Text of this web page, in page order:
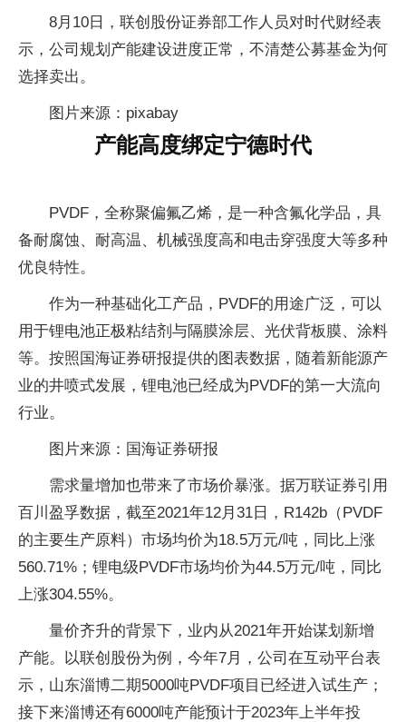
8月10日，联创股份证券部工作人员对时代财经表
示，公司规划产能建设进度正常，不清楚公募基金为何
选择卖出。
图片来源：pixabay
产能高度绑定宁德时代
PVDF，全称聚偏氟乙烯，是一种含氟化学品，具
备耐腐蚀、耐高温、机械强度高和电击穿强度大等多种
优良特性。
作为一种基础化工产品，PVDF的用途广泛，可以
用于锂电池正极粘结剂与隔膜涂层、光伏背板膜、涂料
等。按照国海证券研报提供的图表数据，随着新能源产
业的井喷式发展，锂电池已经成为PVDF的第一大流向
行业。
图片来源：国海证券研报
需求量增加也带来了市场价暴涨。据万联证券引用
百川盈孚数据，截至2021年12月31日，R142b（PVDF
的主要生产原料）市场均价为18.5万元/吨，同比上涨
560.71%；锂电级PVDF市场均价为44.5万元/吨，同比
上涨304.55%。
量价齐升的背景下，业内从2021年开始谋划新增
产能。以联创股份为例，今年7月，公司在互动平台表
示，山东淄博二期5000吨PVDF项目已经进入试生产；
接下来淄博还有6000吨产能预计于2023年上半年投